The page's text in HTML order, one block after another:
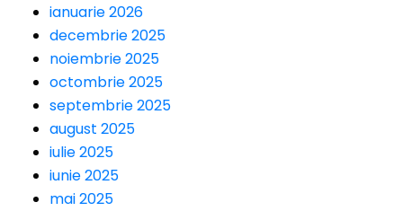
ianuarie 2026
decembrie 2025
noiembrie 2025
octombrie 2025
septembrie 2025
august 2025
iulie 2025
iunie 2025
mai 2025